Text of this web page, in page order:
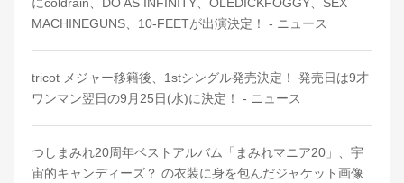
MACHINEGUNS、10-FEETが出演決定！ - ニュース
tricot メジャー移籍後、1stシングル発売決定！ 発売日は9才
ワンマン翌日の9月25日(水)に決定！ - ニュース
つしまみれ20周年ベストアルバム「まみれマニア20」、宇
宙的キャンディーズ？ の衣装に身を包んだジャケット画像